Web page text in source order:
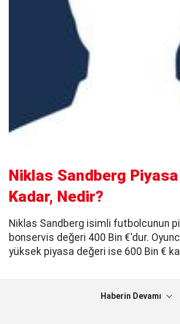
Niklas Sandberg
Kadar, Nedir?
Niklas Sandberg isimli futbolcunun
bonservis değeri 400 Bin €'dur.
yüksek piyasa değeri ise 600 Bin €
Haberin Devamı